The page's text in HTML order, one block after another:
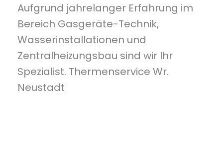
Aufgrund jahrelanger Erfahrung im
Bereich Gasgeräte-Technik,
Wasserinstallationen und
Zentralheizungsbau sind wir Ihr
Spezialist. Thermenservice Wr.
Neustadt